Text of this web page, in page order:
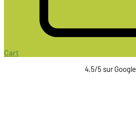
Cart
4,5/5 sur Google